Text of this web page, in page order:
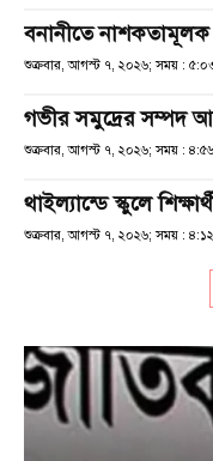
বনানীতে
শুক্রবার, আগস্ট ৭, ২০২৬; সময় :
গভীর সমুদ্রের সম্পদ
শুক্রবার, আগস্ট ৭, ২০২৬; সময় :
থাইল্যান্ডে স্কুলে
শুক্রবার, আগস্ট ৭, ২০২৬; সময় :